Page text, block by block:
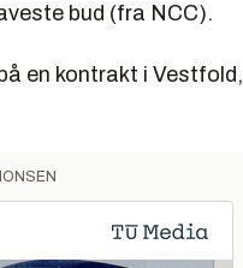
bud (fra NCC).
en kontrakt i